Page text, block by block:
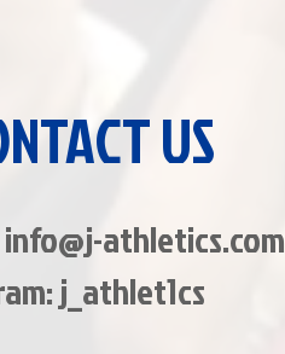
US
info@j-athletics.com
j_athlet1cs